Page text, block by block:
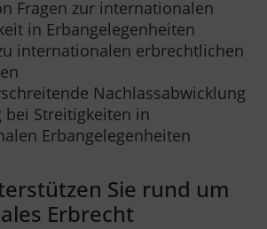
Fragen zur internationalen
in Erbangelegenheiten
internationalen erbrechtlichen
Nachlassabwicklung
bei Streitigkeiten in
Erbangelegenheiten
Sie rund um
Erbrecht